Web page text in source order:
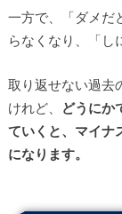
一方で、「ダメだ
らなくなり、「し
取り返せない過去
けれど、
どうにか
ていくと、マイナ
になります。